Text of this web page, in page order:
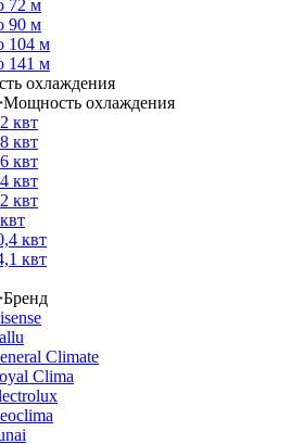
72 м
90 м
104 м
141 м
охлаждения
Мощность охлаждения
квт
квт
квт
квт
квт
квт
квт
Бренд
Climate
Clima